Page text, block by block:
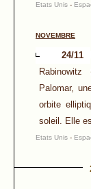
Etats Unis -
NOVEMBRE
24/11
Palomar,
orbite
soleil. Elle
Etats Unis -